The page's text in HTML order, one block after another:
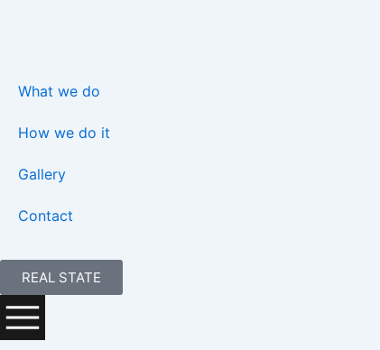
What we do
How we do it
Gallery
Contact
REAL STATE